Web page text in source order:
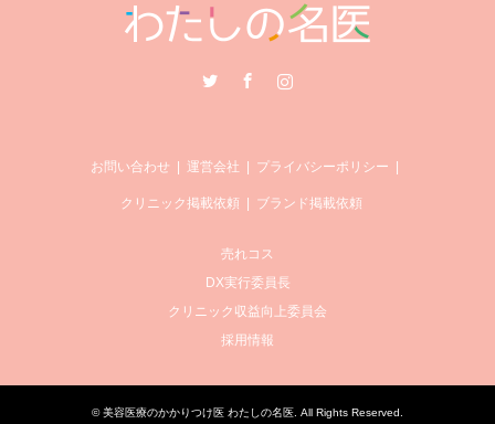
Instagram
お問い合わせ 運営会社 プライバシーポリシー
クリニック掲載依頼 ブランド掲載依頼
売れコス
DX実行委員長
クリニック収益向上委員会
採用情報
©美容医療のかかりつけ医 わたしの名医. All Rights Reserved.